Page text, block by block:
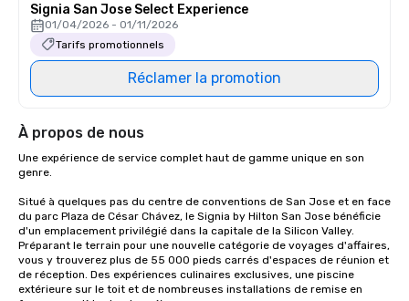
Signia San Jose Select Experience
01/04/2026 - 01/11/2026
Tarifs promotionnels
Réclamer la promotion
À propos de nous
Une expérience de service complet haut de gamme unique en son
genre.
Situé à quelques pas du centre de conventions de San Jose et en face
du parc Plaza de César Chávez, le Signia by Hilton San Jose bénéficie
d'un emplacement privilégié dans la capitale de la Silicon Valley.
Préparant le terrain pour une nouvelle catégorie de voyages d'affaires,
vous y trouverez plus de 55 000 pieds carrés d'espaces de réunion et
de réception. Des expériences culinaires exclusives, une piscine
extérieure sur le toit et de nombreuses installations de remise en